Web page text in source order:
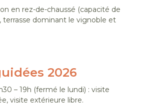
en rez-de-chaussé (capacité de
terrasse dominant le vignoble et
2026
– 19h (fermé le lundi) : visite
visite extérieure libre.